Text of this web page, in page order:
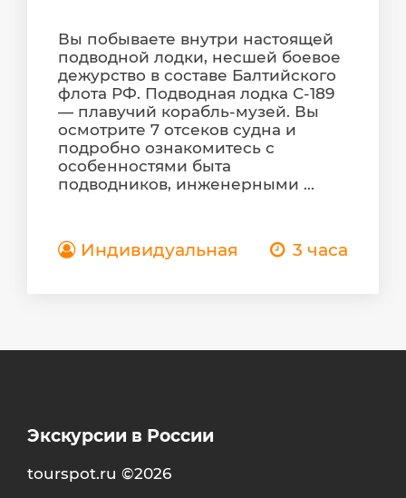
Вы побываете внутри настоящей
подводной лодки, несшей боевое
дежурство в составе Балтийского
флота РФ. Подводная лодка С-189
— плавучий корабль-музей. Вы
осмотрите 7 отсеков судна и
подробно ознакомитесь с
особенностями быта
подводников, инженерными ...
Индивидуальная 3 часа
Экскурсии в России
tourspot.ru ©2026